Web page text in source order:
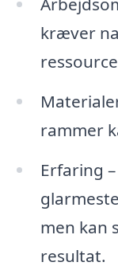
kræver
rammer
Erfaring
men kan
resultat.